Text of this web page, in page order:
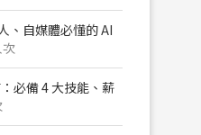
、自媒體必懂的 AI
必備 4 大技能、薪